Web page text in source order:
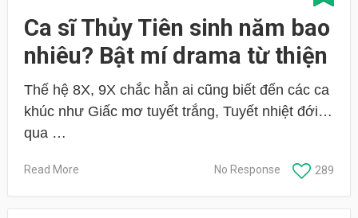
Ca sĩ Thủy Tiên sinh năm bao
nhiêu? Bật mí drama từ thiện
Thế hệ 8X, 9X chắc hẳn ai cũng biết đến các ca
khúc như Giấc mơ tuyết trắng, Tuyết nhiệt đới…
qua …
Read More 289
No Response